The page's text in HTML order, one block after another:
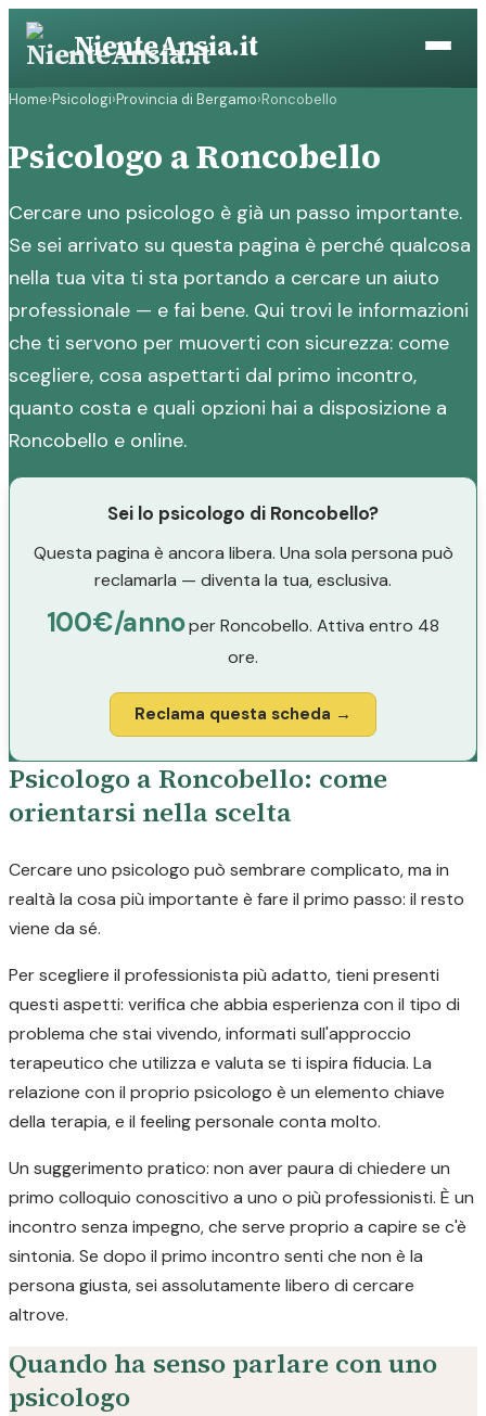
Vai
contenuto
NienteAnsia.it
Home›Psicologi›Provincia di Bergamo›Roncobello
Psicologo a Roncobello
Cercare uno psicologo è già un passo importante.
Se sei arrivato su questa pagina è perché qualcosa
nella tua vita ti sta portando a cercare un aiuto
professionale — e fai bene. Qui trovi le informazioni
che ti servono per muoverti con sicurezza: come
scegliere, cosa aspettarti dal primo incontro,
quanto costa e quali opzioni hai a disposizione a
Roncobello e online.
Sei lo psicologo di Roncobello?
Questa pagina è ancora libera. Una sola persona può
reclamarla — diventa la tua, esclusiva.
100€/annoper Roncobello. Attiva entro 48
ore.
Reclama questa scheda →
Psicologo a Roncobello: come
orientarsi nella scelta
Cercare uno psicologo può sembrare complicato, ma in
realtà la cosa più importante è fare il primo passo: il resto
viene da sé.
Per scegliere il professionista più adatto, tieni presenti
questi aspetti: verifica che abbia esperienza con il tipo di
problema che stai vivendo, informati sull'approccio
terapeutico che utilizza e valuta se ti ispira fiducia. La
relazione con il proprio psicologo è un elemento chiave
della terapia, e il feeling personale conta molto.
Un suggerimento pratico: non aver paura di chiedere un
primo colloquio conoscitivo a uno o più professionisti. È un
incontro senza impegno, che serve proprio a capire se c'è
sintonia. Se dopo il primo incontro senti che non è la
persona giusta, sei assolutamente libero di cercare
altrove.
Quando ha senso parlare con uno
psicologo